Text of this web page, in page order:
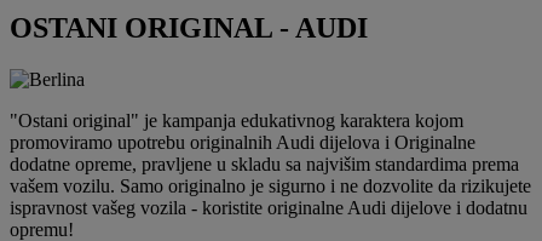
OSTANI ORIGINAL - AUDI
"Ostani original" je kampanja edukativnog karaktera kojom
promoviramo upotrebu originalnih Audi dijelova i Originalne
dodatne opreme, pravljene u skladu sa najvišim standardima prema
vašem vozilu. Samo originalno je sigurno i ne dozvolite da rizikujete
ispravnost vašeg vozila - koristite originalne Audi dijelove i dodatnu
opremu!